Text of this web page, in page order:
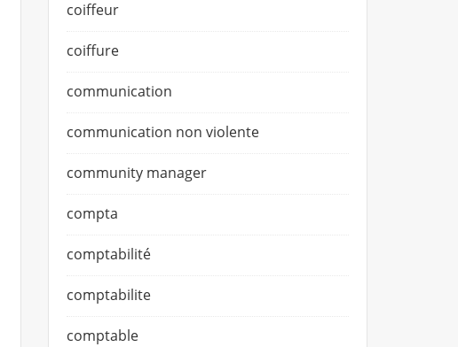
coiffeur
coiffure
communication
communication non violente
community manager
compta
comptabilité
comptabilite
comptable